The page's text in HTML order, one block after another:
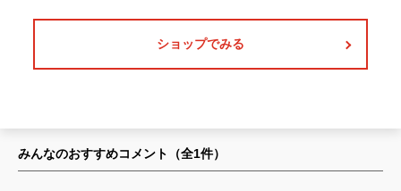
ショップでみる
みんなのおすすめコメント（全1件）